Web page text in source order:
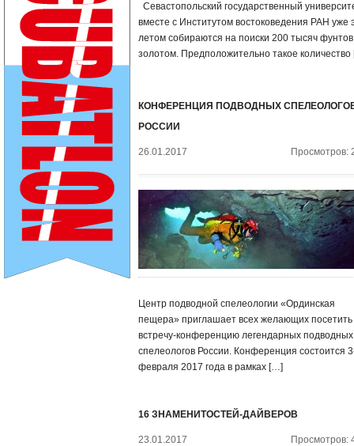
Севастопольский государственный
вместе с Институтом востоковедения РАН уже
летом собираются на поиски 200 тысяч фунтов
золотом. Предположительно такое
КОНФЕРЕНЦИЯ ПОДВОДНЫХ
РОССИИ
26.01.2017 Просмотров:
Центр подводной спелеологии «Ординская
пещера» приглашает всех желающих посетить
встречу-конференцию легендарных подводных
спелеологов России. Конференция состоится
февраля 2017 года в рамках […]
16 ЗНАМЕНИТОСТЕЙ-ДАЙВЕРОВ
23.01.2017 Просмотров: